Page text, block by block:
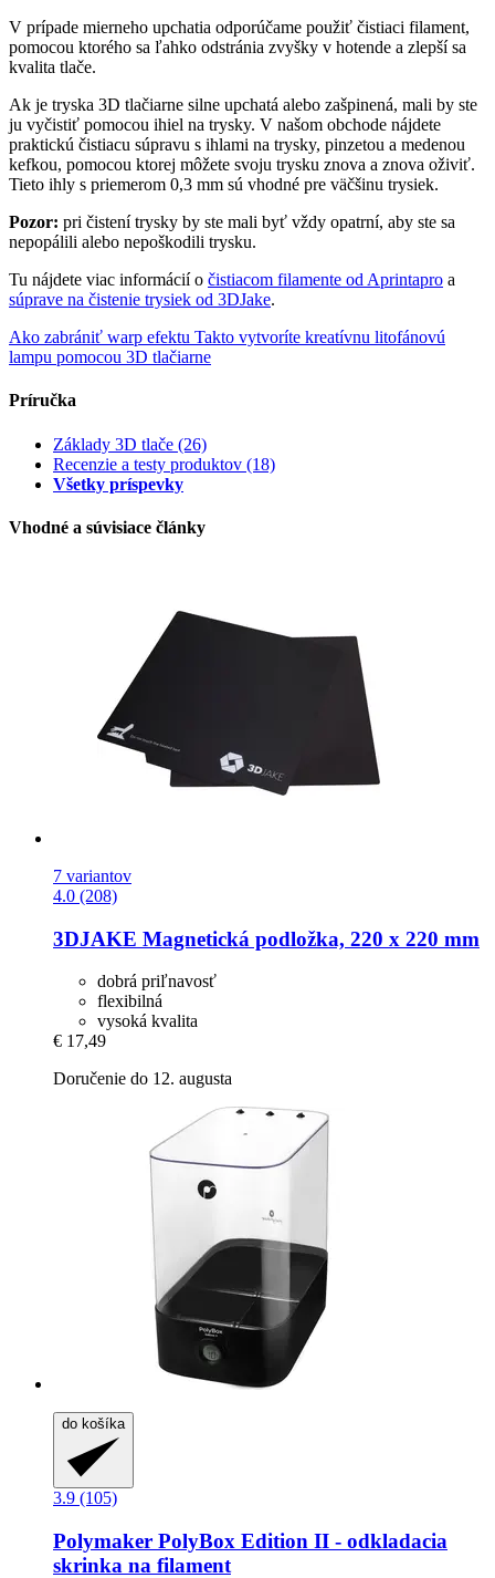
V prípade mierneho upchatia odporúčame použiť čistiaci filament,
pomocou ktorého sa ľahko odstránia zvyšky v hotende a zlepší sa
kvalita tlače.
Ak je tryska 3D tlačiarne silne upchatá alebo zašpinená, mali by ste
ju vyčistiť pomocou ihiel na trysky. V našom obchode nájdete
praktickú čistiacu súpravu s ihlami na trysky, pinzetou a medenou
kefkou, pomocou ktorej môžete svoju trysku znova a znova oživiť.
Tieto ihly s priemerom 0,3 mm sú vhodné pre väčšinu trysiek.
Pozor: pri čistení trysky by ste mali byť vždy opatrní, aby ste sa
nepopálili alebo nepoškodili trysku.
Tu nájdete viac informácií o čistiacom filamente od Aprintapro a
súprave na čistenie trysiek od 3DJake.
Ako zabrániť warp efektu Takto vytvoríte kreatívnu litofánovú
lampu pomocou 3D tlačiarne
Príručka
Základy 3D tlače (26)
Recenzie a testy produktov (18)
Všetky príspevky
Vhodné a súvisiace články
7 variantov
4.0 (208)
3DJAKE Magnetická podložka, 220 x 220 mm
dobrá priľnavosť
flexibilná
vysoká kvalita
€ 17,49
Doručenie do 12. augusta
do košíka
3.9 (105)
Polymaker PolyBox Edition II -​ odkladacia
skrinka na filament